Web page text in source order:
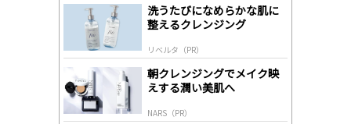
洗うたびになめらかな肌に
整えるクレンジング
リベルタ（PR）
朝クレンジングでメイク映
えする潤い美肌へ
NARS（PR）